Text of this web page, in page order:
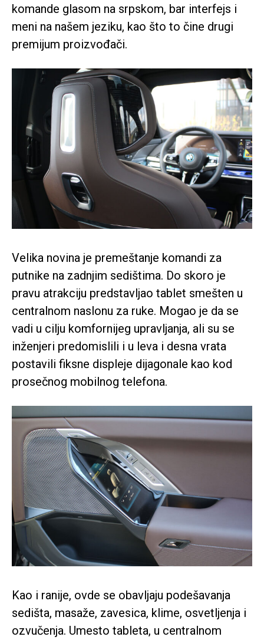
komande glasom na srpskom, bar interfejs i
meni na našem jeziku, kao što to čine drugi
premijum proizvođači.
Velika novina je premeštanje komandi za
putnike na zadnjim sedištima. Do skoro je
pravu atrakciju predstavljao tablet smešten u
centralnom naslonu za ruke. Mogao je da se
vadi u cilju komfornijeg upravljanja, ali su se
inženjeri predomislili i u leva i desna vrata
postavili fiksne displeje dijagonale kao kod
prosečnog mobilnog telefona.
Kao i ranije, ovde se obavljaju podešavanja
sedišta, masaže, zavesica, klime, osvetljenja i
ozvučenja. Umesto tableta, u centralnom